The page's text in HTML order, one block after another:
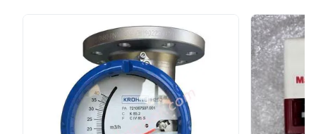
(жидкость): ±0,75 %Объемный поток
(необязательно): ±0,65 %Объемный поток
(необязательно): ±0,65 %Объемный поток (пары,
газа): ±1,00 %Массовый поток (насыщенный пар):
±1,7% (компенс...